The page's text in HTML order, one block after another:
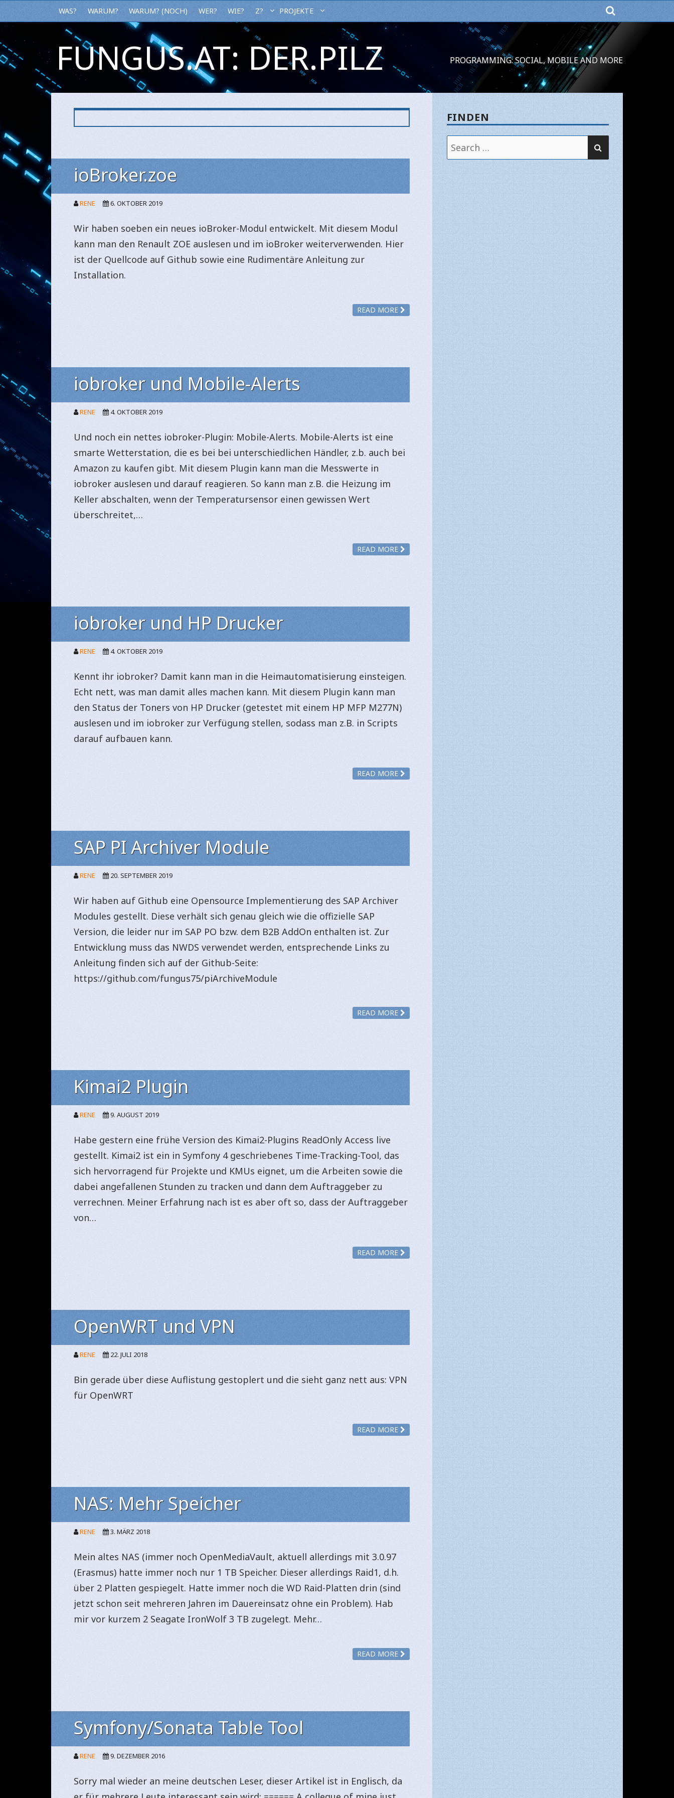
WAS? WARUM? WARUM? (NOCH) WER? WIE? Z? PROJEKTE
FUNGUS.AT: DER.PILZ PROGRAMMING: SOCIAL, MOBILE AND MORE
Warum?
ioBroker.zoe
RENE 6. OKTOBER 2019
Wir haben soeben ein neues ioBroker-Modul entwickelt. Mit diesem Modul
kann man den Renault ZOE auslesen und im ioBroker weiterverwenden. Hier
ist der Quellcode auf Github sowie eine Rudimentäre Anleitung zur
Installation.
READ MORE
iobroker und Mobile-Alerts
RENE 4. OKTOBER 2019
Und noch ein nettes iobroker-Plugin: Mobile-Alerts. Mobile-Alerts ist eine
smarte Wetterstation, die es bei bei unterschiedlichen Händler, z.b. auch bei
Amazon zu kaufen gibt. Mit diesem Plugin kann man die Messwerte in
iobroker auslesen und darauf reagieren. So kann man z.B. die Heizung im
Keller abschalten, wenn der Temperatursensor einen gewissen Wert
überschreitet,…
READ MORE
iobroker und HP Drucker
RENE 4. OKTOBER 2019
Kennt ihr iobroker? Damit kann man in die Heimautomatisierung einsteigen.
Echt nett, was man damit alles machen kann. Mit diesem Plugin kann man
den Status der Toners von HP Drucker (getestet mit einem HP MFP M277N)
auslesen und im iobroker zur Verfügung stellen, sodass man z.B. in Scripts
darauf aufbauen kann.
READ MORE
SAP PI Archiver Module
RENE 20. SEPTEMBER 2019
Wir haben auf Github eine Opensource Implementierung des SAP Archiver
Modules gestellt. Diese verhält sich genau gleich wie die offizielle SAP
Version, die leider nur im SAP PO bzw. dem B2B AddOn enthalten ist. Zur
Entwicklung muss das NWDS verwendet werden, entsprechende Links zu
Anleitung finden sich auf der Github-Seite:
https://github.com/fungus75/piArchiveModule
READ MORE
Kimai2 Plugin
RENE 9. AUGUST 2019
Habe gestern eine frühe Version des Kimai2-Plugins ReadOnly Access live
gestellt. Kimai2 ist ein in Symfony 4 geschriebenes Time-Tracking-Tool, das
sich hervorragend für Projekte und KMUs eignet, um die Arbeiten sowie die
dabei angefallenen Stunden zu tracken und dann dem Auftraggeber zu
verrechnen. Meiner Erfahrung nach ist es aber oft so, dass der Auftraggeber
von…
READ MORE
OpenWRT und VPN
RENE 22. JULI 2018
Bin gerade über diese Auflistung gestoplert und die sieht ganz nett aus: VPN
für OpenWRT
READ MORE
NAS: Mehr Speicher
RENE 3. MÄRZ 2018
Mein altes NAS (immer noch OpenMediaVault, aktuell allerdings mit 3.0.97
(Erasmus) hatte immer noch nur 1 TB Speicher. Dieser allerdings Raid1, d.h.
über 2 Platten gespiegelt. Hatte immer noch die WD Raid-Platten drin (sind
jetzt schon seit mehreren Jahren im Dauereinsatz ohne ein Problem). Hab
mir vor kurzem 2 Seagate IronWolf 3 TB zugelegt. Mehr…
READ MORE
Symfony/Sonata Table Tool
RENE 9. DEZEMBER 2016
Sorry mal wieder an meine deutschen Leser, dieser Artikel ist in Englisch, da
FINDEN
Search
for: